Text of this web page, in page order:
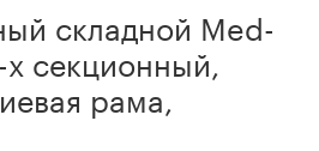
складной Med-
секционный,
рама,